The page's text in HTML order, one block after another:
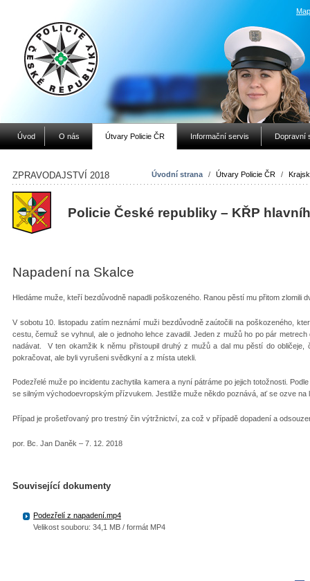
Úvod O nás Útvary Policie ČR Informační servis Dopravní
Úvodní strana / Útvary Policie ČR /
ZPRAVODAJSTVÍ 2018
Policie České republiky – KŘP
Napadení na Skalce
Hledáme muže, kteří bezdůvodně napadli poškozeného. Ranou pěstí mu přitom zlomili
V sobotu 10. listopadu zatím neznámí muži bezdůvodně zaútočili na poškozeného,
cestu, čemuž se vyhnul, ale o jednoho lehce zavadil. Jeden z mužů ho po pár
nadávat. V ten okamžik k němu přistoupil druhý z mužů a dal mu pěstí do obličeje,
pokračovat, ale byli vyrušeni svědkyní a z místa utekli.
Podezřelé muže po incidentu zachytila kamera a nyní pátráme po jejich totožnosti.
se silným východoevropským přízvukem. Jestliže muže někdo poznává, ať se ozve na
Případ je prošetřovaný pro trestný čin výtržnictví, za což v případě dopadení a
por. Bc. Jan Daněk – 7. 12. 2018
Související dokumenty
Podezřelí z napadení.mp4
Velikost souboru: 34,1 MB / formát MP4